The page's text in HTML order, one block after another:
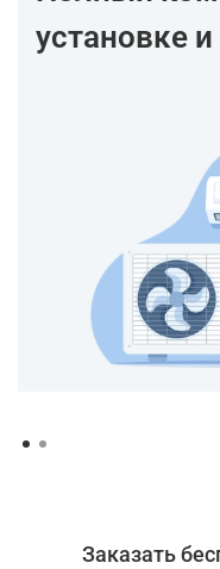
установке
Заказать